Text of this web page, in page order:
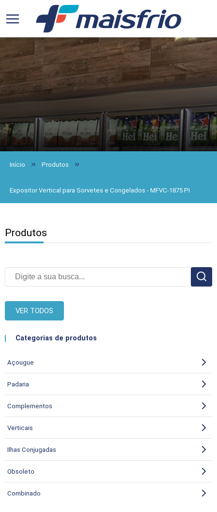
Início Produtos
Expositor Vertical para Sorvetes e Congelados - MFVC-1875 PI
Produtos
VER TODOS
Categorias de produtos
Açougue
Padaria
Complementos
Verticais
Ilhas Conjugadas
Obsoleto
Combinado